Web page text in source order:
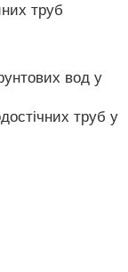
труб
вод у
труб у